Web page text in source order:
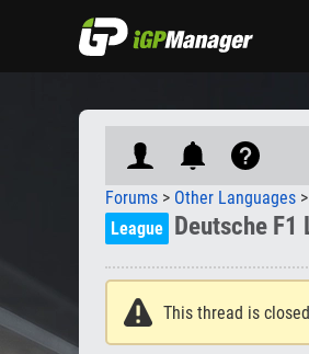
Forums > Other Languages >
League
Deutsche F1
This thread is